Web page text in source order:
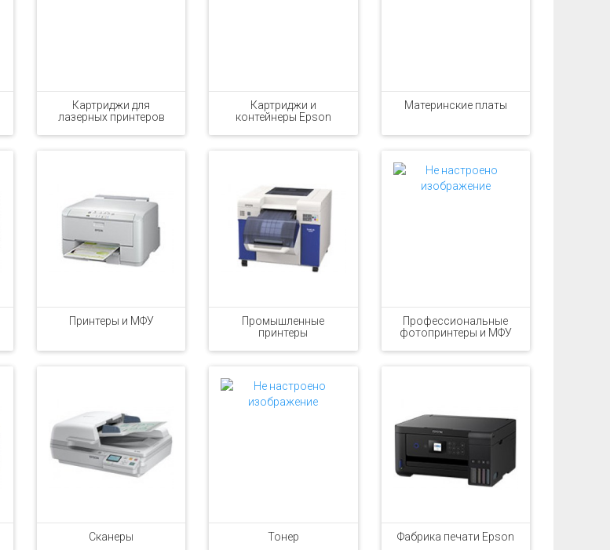
Картриджи для
лазерных принтеров
Картриджи и
контейнеры Epson
Материнские платы
Принтеры и МФУ
Промышленные
принтеры
Профессиональные
фотопринтеры и МФУ
Сканеры Тонер Фабрика печати Epson